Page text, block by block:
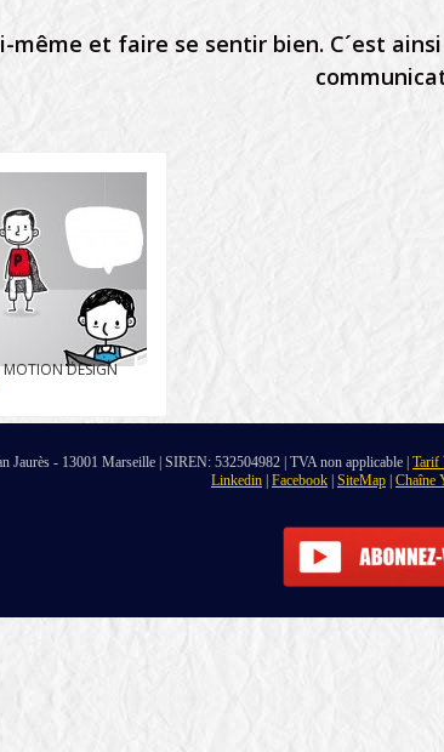
même et faire se sentir bien. C´est
MOTION DESIGN
Jaurès - 13001 Marseille | SIREN: 532504982 | TVA non applicable | Tarif
Linkedin | Facebook | SiteMap | Chaîne